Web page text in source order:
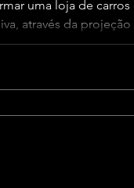
uma loja de
através da